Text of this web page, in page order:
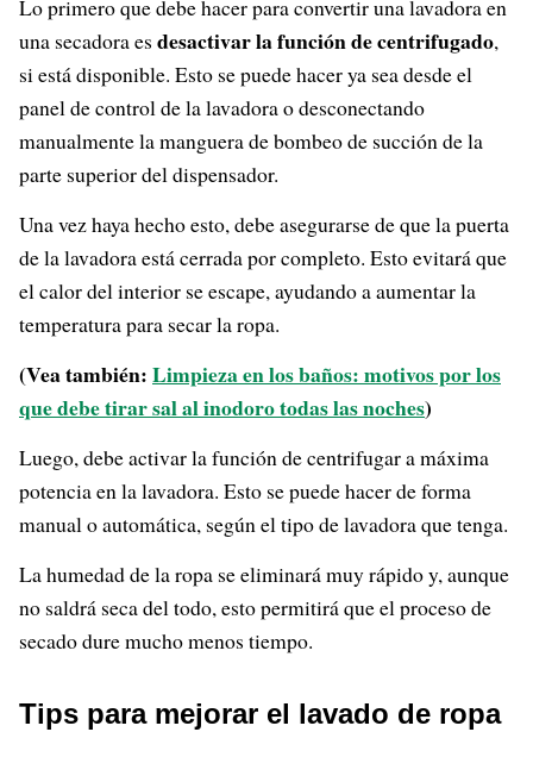
Lo primero que debe hacer para convertir una lavadora en
una secadora es desactivar la función de centrifugado,
si está disponible. Esto se puede hacer ya sea desde el
panel de control de la lavadora o desconectando
manualmente la manguera de bombeo de succión de la
parte superior del dispensador.
Una vez haya hecho esto, debe asegurarse de que la puerta
de la lavadora está cerrada por completo. Esto evitará que
el calor del interior se escape, ayudando a aumentar la
temperatura para secar la ropa.
(Vea también:Limpieza en los baños: motivos por los
que debe tirar sal al inodoro todas las noches)
Luego, debe activar la función de centrifugar a máxima
potencia en la lavadora. Esto se puede hacer de forma
manual o automática, según el tipo de lavadora que tenga.
La humedad de la ropa se eliminará muy rápido y, aunque
no saldrá seca del todo, esto permitirá que el proceso de
secado dure mucho menos tiempo.
Tips para mejorar el lavado de ropa